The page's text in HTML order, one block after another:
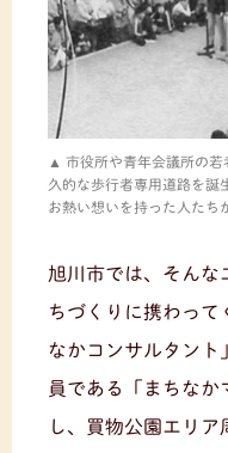
市役所や青年会議所の
久的な歩行者専用道路を誕
お熱い想いを持った人たち
旭川市では、そんな
ちづくりに携わって
なかコンサルタント
員である「まちなか
し、買物公園エリ